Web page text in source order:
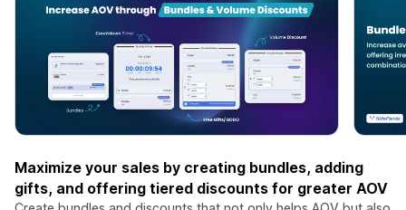
Maximize your sales by creating bundles, adding
gifts, and offering tiered discounts for greater AOV